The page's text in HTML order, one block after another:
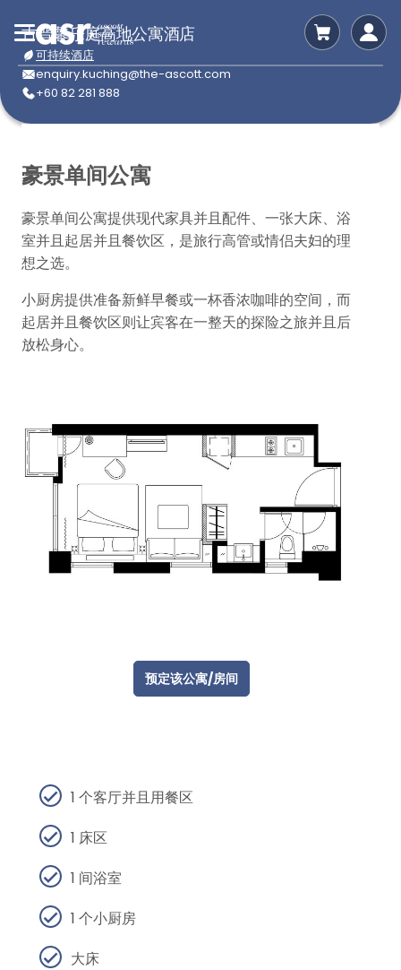
古晋馨乐庭高地公寓酒店
可持续酒店
enquiry.kuching@the-ascott.com
+60 82 281 888
豪景单间公寓
豪景单间公寓提供现代家具并且配件、一张大床、浴
室并且起居并且餐饮区，是旅行高管或情侣夫妇的理
想之选。
小厨房提供准备新鲜早餐或一杯香浓咖啡的空间，而
起居并且餐饮区则让宾客在一整天的探险之旅并且后
放松身心。
预定该公寓/房间
1 个客厅并且用餐区
1 床区
1 间浴室
1 个小厨房
大床